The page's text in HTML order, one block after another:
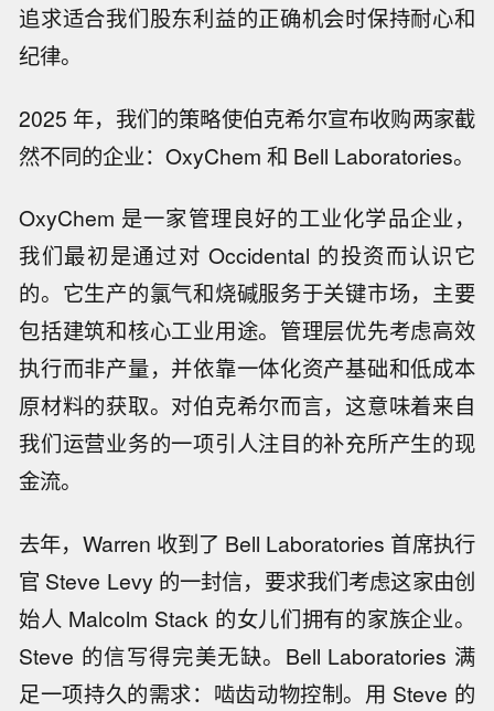
追求适合我们股东利益的正确机会时保持耐心和
纪律。
2025 年，我们的策略使伯克希尔宣布收购两家截
然不同的企业：OxyChem 和 Bell Laboratories。
OxyChem 是一家管理良好的工业化学品企业，
我们最初是通过对 Occidental 的投资而认识它
的。它生产的氯气和烧碱服务于关键市场，主要
包括建筑和核心工业用途。管理层优先考虑高效
执行而非产量，并依靠一体化资产基础和低成本
原材料的获取。对伯克希尔而言，这意味着来自
我们运营业务的一项引人注目的补充所产生的现
金流。
去年，Warren 收到了 Bell Laboratories 首席执行
官 Steve Levy 的一封信，要求我们考虑这家由创
始人 Malcolm Stack 的女儿们拥有的家族企业。
Steve 的信写得完美无缺。Bell Laboratories 满
足一项持久的需求：啮齿动物控制。用 Steve 的